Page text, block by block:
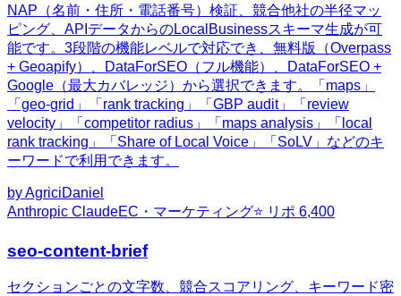
NAP（名前・住所・電話番号）検証、競合他社の半径マッ
ピング、APIデータからのLocalBusinessスキーマ生成が可
能です。3段階の機能レベルで対応でき、無料版（Overpass
+ Geoapify）、DataForSEO（フル機能）、DataForSEO +
Google（最大カバレッジ）から選択できます。「maps」
「geo-grid」「rank tracking」「GBP audit」「review
velocity」「competitor radius」「maps analysis」「local
rank tracking」「Share of Local Voice」「SoLV」などのキ
ーワードで利用できます。
byAgriciDaniel
Anthropic ClaudeEC・マーケティング⭐ リポ 6,400
seo-content-brief
セクションごとの文字数、競合スコアリング、キーワード密